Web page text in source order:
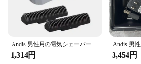
Andis-男性用の電気シェーバー交換用ホイルとカッター、プロ、リチウム、プラス、17205、床屋、髪、ひげかみそり、シェービングアタッチメント
1,314円 3,454円